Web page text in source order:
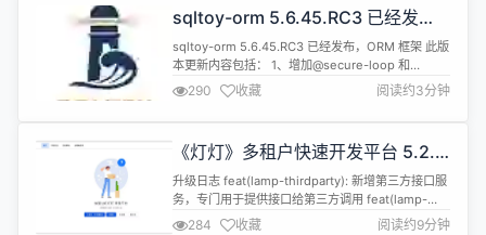
加高效和便捷，此外还对会议响铃逻辑进行了调整，
避免响铃过长造成干扰。 新版本...
sqltoy-orm 5.6.45.RC3 已经发
布，ORM 框架
sqltoy-orm 5.6.45.RC3 已经发布，ORM 框架 此版
本更新内容包括： 1、增加@secure-loop 和
@secure-loop-full 非注入循环 secure-loop自动
去除循环中的null记录，secure-loop-full则不去除
null记录 selet * from table t1 where 1=1 #
290 收藏 阅读约3分钟
《灯灯》多租户快速开发平台 5.2.0
发布，新增开放平台能力
升级日志 feat(lamp-thirdparty): 新增第三方接口服
务，专门用于提供接口给第三方调用 feat(lamp-
sop-admin): 新增开放平台管理服务，专门用于提供
284 收藏 阅读约9分钟